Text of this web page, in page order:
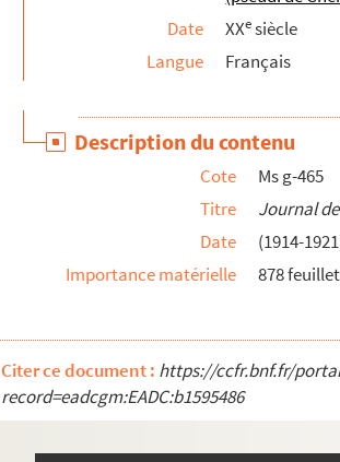
Ms gg-23. Flaubert, Achille (fils). Lettre et
Date
XXesiècle
Langue
Français
Description du contenu
Cote
Ms g-465
Titre
Journal
Date
(1914-
Importance matérielle
878
Citer ce document : https://ccfr.bnf.fr/
record=eadcgm:EADC:b1595486